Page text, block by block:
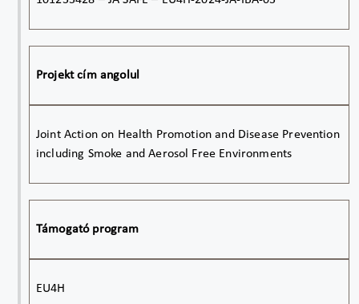
Projekt cím angolul
Joint Action on Health Promotion and Disease Prevention
including Smoke and Aerosol Free Environments
Támogató program
EU4H